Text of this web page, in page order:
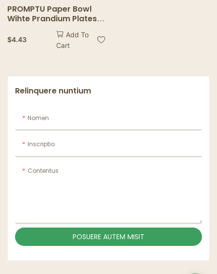
PROMPTU Paper Bowl
Wihte Prandium Plates
dies natalis Nuptialis
Party Tableware
Disposable Paper Tray
$4.43
Add To
Cart
Relinquere nuntium
Nomen
Inscriptio
Contentus
POSUERE AUTEM MISIT